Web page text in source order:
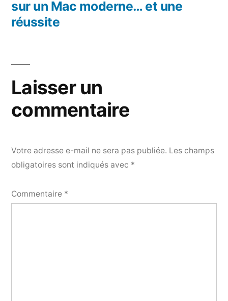
sur un Mac moderne… et une
réussite
Laisser un
commentaire
Votre adresse e-mail ne sera pas publiée. Les champs
obligatoires sont indiqués avec *
Commentaire *